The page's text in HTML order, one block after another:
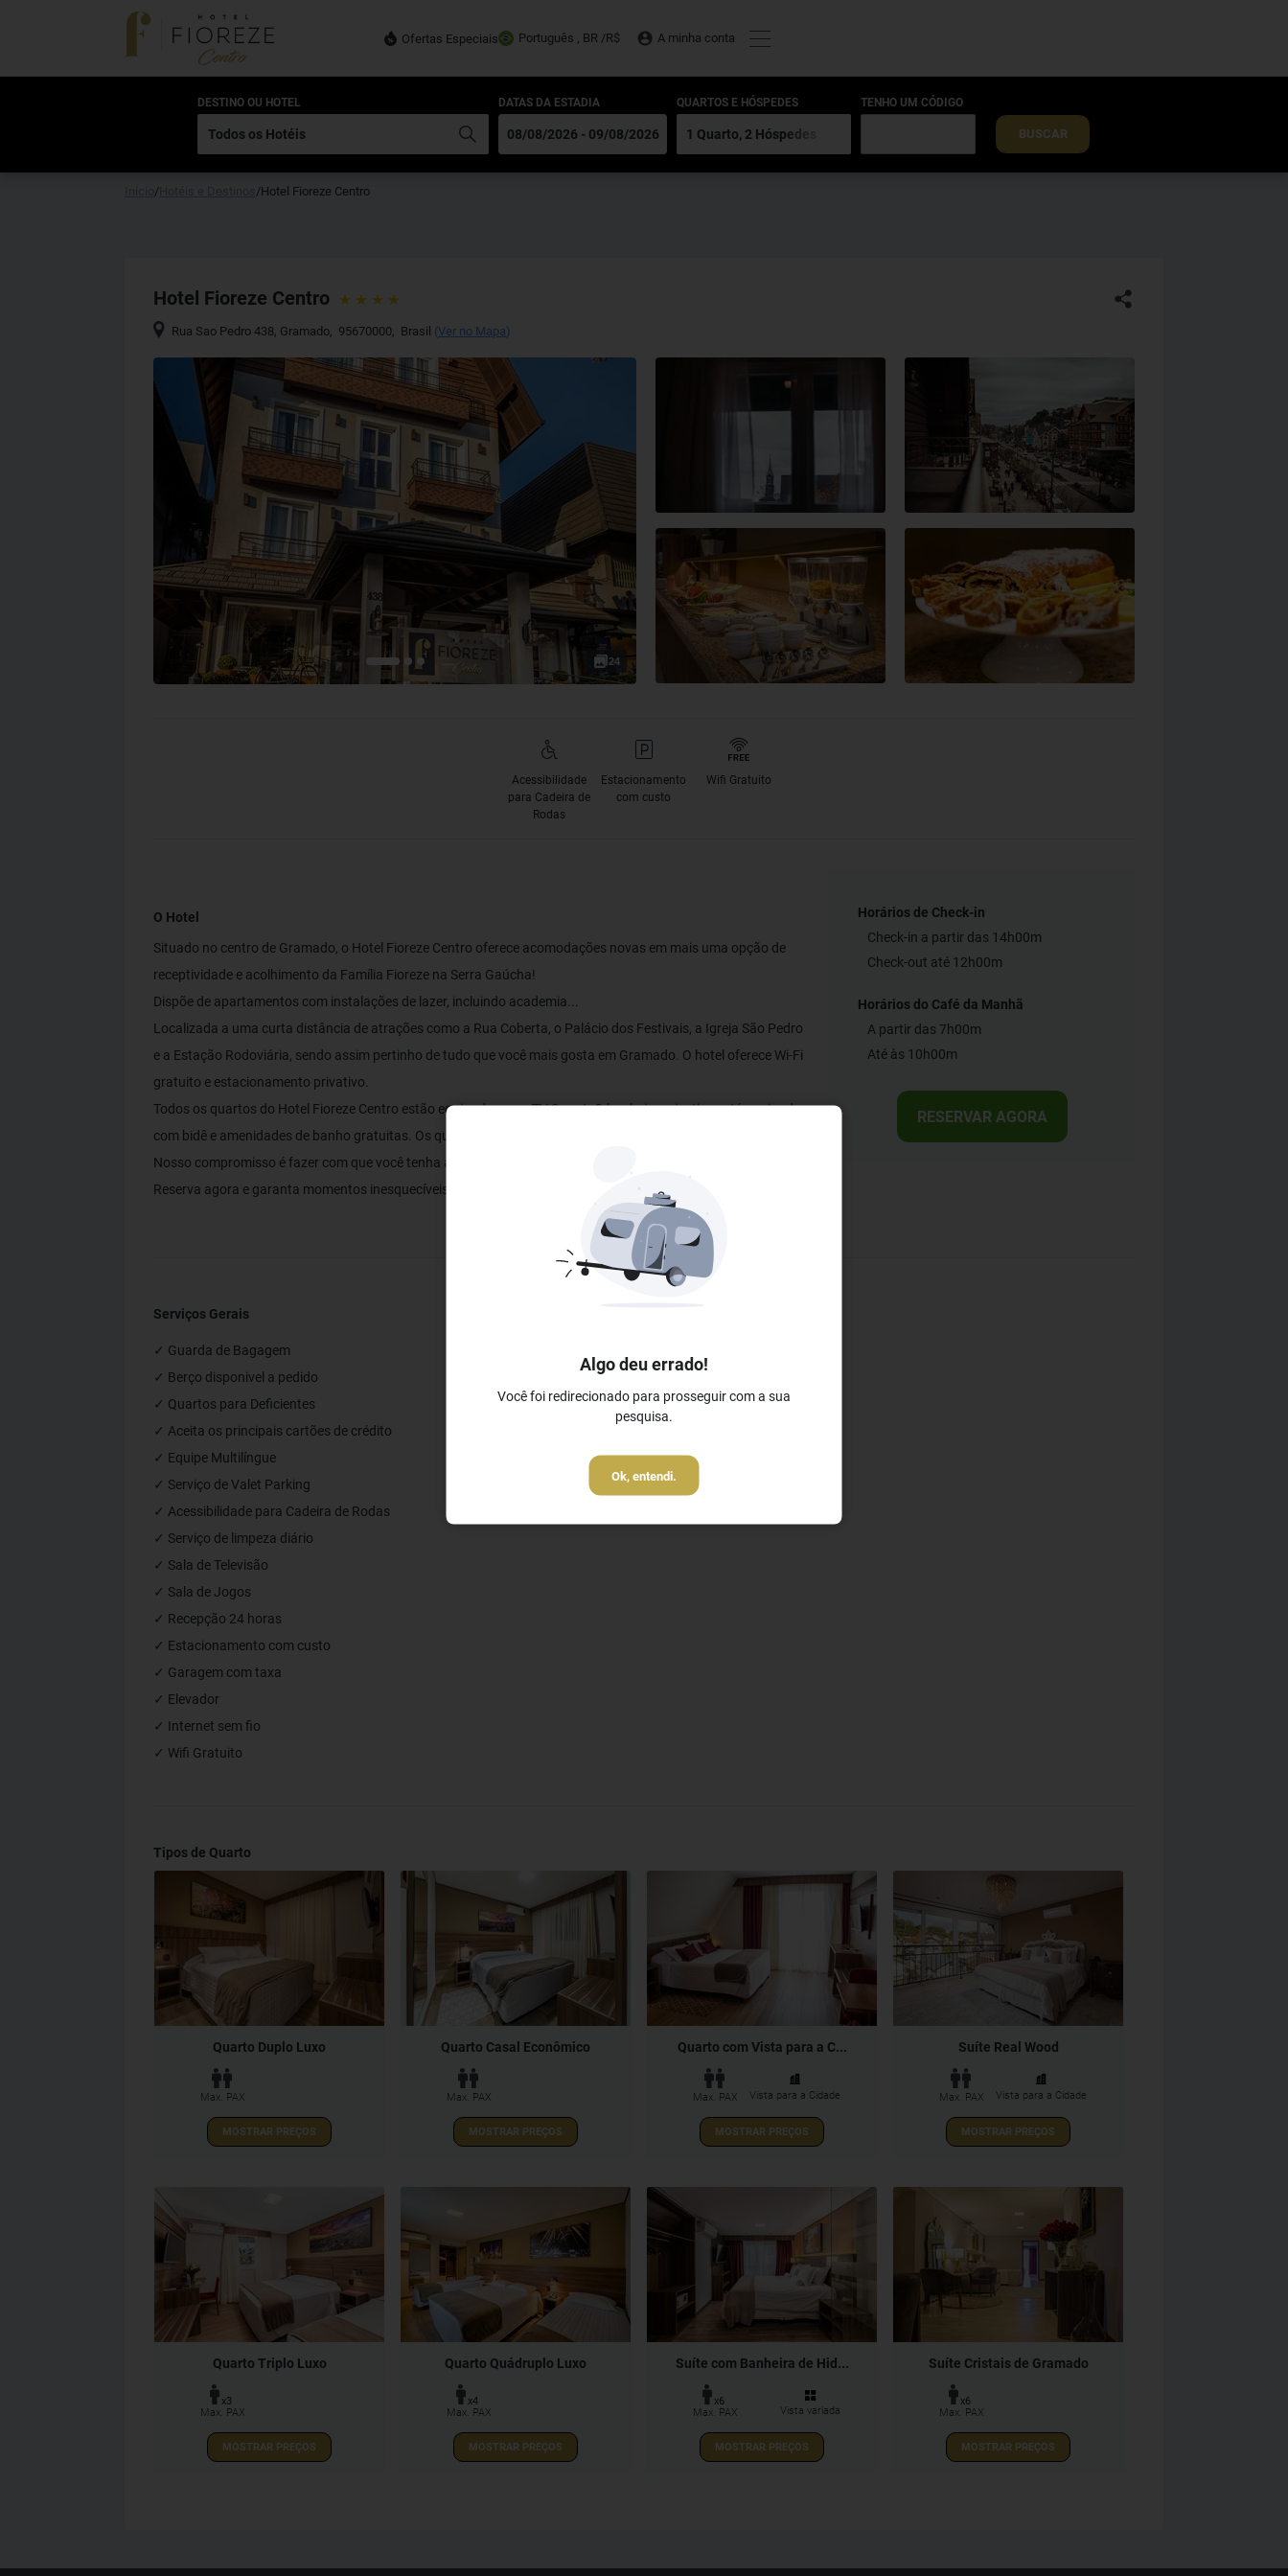
Ofertas Especiais Português , BR /R$ A minha conta
Algo deu errado!
Você foi redirecionado para prosseguir com a sua
pesquisa.
Ok, entendi.
DESTINO OU HOTEL DATAS DA ESTADIA QUARTOS E HÓSPEDES TENHO UM CÓDIGO
BUSCAR
/ /Hotel Fioreze Centro
Hotel Fioreze Centro
Rua Sao Pedro 438, Gramado, 95670000, Brasil (Ver no Mapa)
24
Acessibilidade
para Cadeira de
Rodas
Estacionamento
com custo
Wifi Gratuito
O Hotel
Situado no centro de Gramado, o Hotel Fioreze Centro oferece acomodações novas em mais uma opção de
receptividade e acolhimento da Família Fioreze na Serra Gaúcha!
Dispõe de apartamentos com instalações de lazer, incluindo academia...
Localizada a uma curta distância de atrações como a Rua Coberta, o Palácio dos Festivais, a Igreja São Pedro
e a Estação Rodoviária, sendo assim pertinho de tudo que você mais gosta em Gramado. O hotel oferece Wi-Fi
gratuito e estacionamento privativo.
Todos os quartos do Hotel Fioreze Centro estão equipados com TV Smart. O banheiro privativo está equipado
com bidê e amenidades de banho gratuitas. Os quartos dispõem de guarda-roupa..
Nosso compromisso é fazer com que você tenha a melhor experiência em hospedagem!
Reserva agora e garanta momentos inesquecíveis com quem você ama!
Horários de Check-in
Check-in a partir das 14h00m
Check-out até 12h00m
Horários do Café da Manhã
A partir das 7h00m
Até às 10h00m
RESERVAR AGORA
Serviços Gerais
✓ Guarda de Bagagem
✓ Berço disponivel a pedido
✓ Quartos para Deficientes
✓ Aceita os principais cartões de crédito
✓ Equipe Multilíngue
✓ Serviço de Valet Parking
✓ Acessibilidade para Cadeira de Rodas
✓ Serviço de limpeza diário
✓ Sala de Televisão
✓ Sala de Jogos
✓ Recepção 24 horas
✓ Estacionamento com custo
✓ Garagem com taxa
✓ Elevador
✓ Internet sem fio
✓ Wifi Gratuito
✓ Espaço Kids
✓ Academia de ginástica gratuita
Tipos de Quarto
Quarto Duplo Luxo
Max. PAX
MOSTRAR PREÇOS
Quarto Casal Econômico
Max. PAX
MOSTRAR PREÇOS
Quarto com Vista para a C...
Max. PAX Vista para a Cidade
MOSTRAR PREÇOS
Suíte Real Wood
Max. PAX Vista para a Cidade
MOSTRAR PREÇOS
Quarto Triplo Luxo
x3
Max. PAX
MOSTRAR PREÇOS
Quarto Quádruplo Luxo
x4
Max. PAX
MOSTRAR PREÇOS
Suíte com Banheira de Hid...
x6
Max. PAX
Vista variada
MOSTRAR PREÇOS
Suíte Cristais de Gramado
x6
Max. PAX
MOSTRAR PREÇOS